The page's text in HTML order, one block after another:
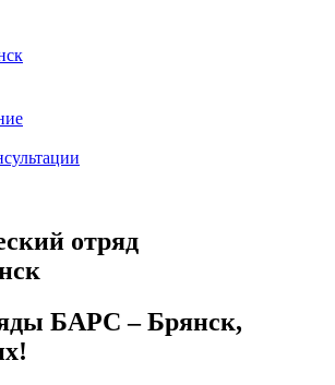
отряд
БАРС – Брянск,